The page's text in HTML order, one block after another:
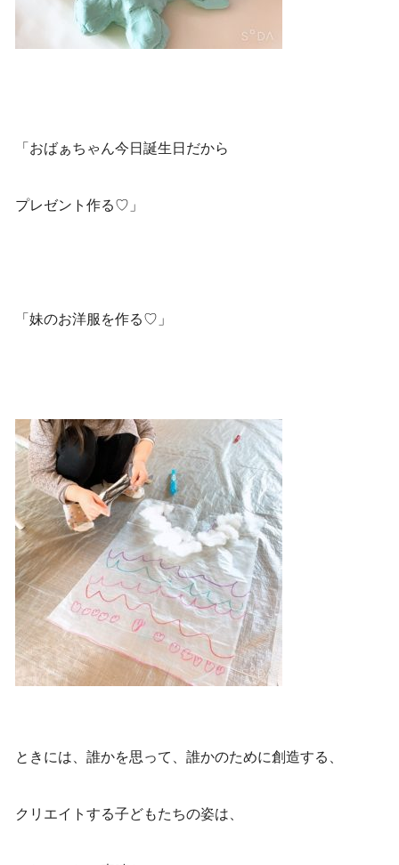
「おばぁちゃん今日誕生日だから
プレゼント作る♡」
「妹のお洋服を作る♡」
ときには、誰かを思って、 誰かのために創造する、
クリエイトする子どもたちの姿は、